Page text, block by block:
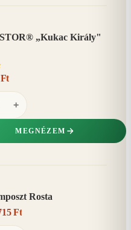
„Kukac Király"
+
MEGNÉZEM
Rosta
Ft